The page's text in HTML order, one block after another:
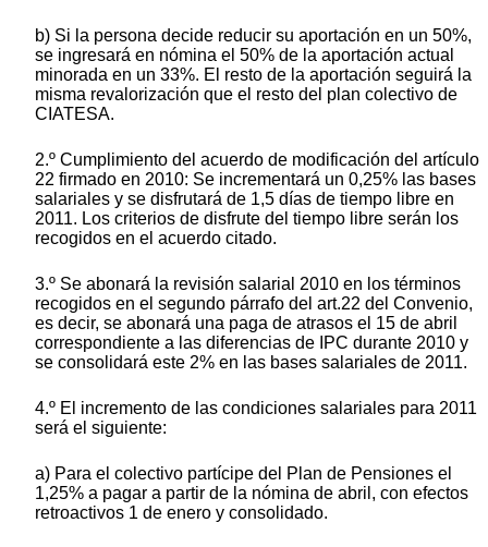
b) Si la persona decide reducir su aportación en un 50%,
se ingresará en nómina el 50% de la aportación actual
minorada en un 33%. El resto de la aportación seguirá la
misma revalorización que el resto del plan colectivo de
CIATESA.
2.º Cumplimiento del acuerdo de modificación del artículo
22 firmado en 2010: Se incrementará un 0,25% las bases
salariales y se disfrutará de 1,5 días de tiempo libre en
2011. Los criterios de disfrute del tiempo libre serán los
recogidos en el acuerdo citado.
3.º Se abonará la revisión salarial 2010 en los términos
recogidos en el segundo párrafo del art.22 del Convenio,
es decir, se abonará una paga de atrasos el 15 de abril
correspondiente a las diferencias de IPC durante 2010 y
se consolidará este 2% en las bases salariales de 2011.
4.º El incremento de las condiciones salariales para 2011
será el siguiente:
a) Para el colectivo partícipe del Plan de Pensiones el
1,25% a pagar a partir de la nómina de abril, con efectos
retroactivos 1 de enero y consolidado.